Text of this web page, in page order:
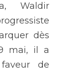
Waldir
dès
mai, il a
de